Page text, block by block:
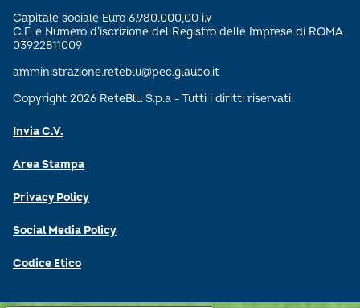
Capitale sociale Euro 6.980.000,00 i.v
C.F. e Numero d’iscrizione del Registro delle Imprese di ROMA
03922811009
amministrazione.reteblu@pec.glauco.it
Copyright 2026 ReteBlu S.p.a - Tutti i diritti riservati.
Invia C.V.
Area Stampa
Privacy Policy
Social Media Policy
Codice Etico